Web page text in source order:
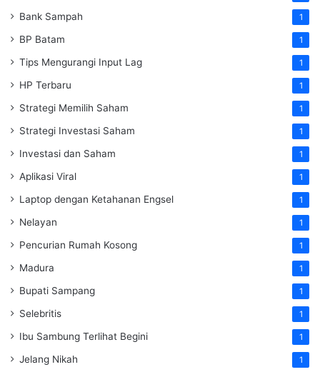
Bank Sampah 1
BP Batam 1
Tips Mengurangi Input Lag 1
HP Terbaru 1
Strategi Memilih Saham 1
Strategi Investasi Saham 1
Investasi dan Saham 1
Aplikasi Viral 1
Laptop dengan Ketahanan Engsel 1
Nelayan 1
Pencurian Rumah Kosong 1
Madura 1
Bupati Sampang 1
Selebritis 1
Ibu Sambung Terlihat Begini 1
Jelang Nikah 1